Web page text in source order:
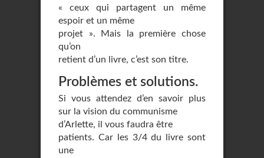
« ceux qui partagent un même
espoir et un même
projet ». Mais la première chose
qu’on
retient d’un livre, c’est son titre.
Problèmes et solutions.
Si vous attendez d’en savoir plus
sur la vision du communisme
d’Arlette, il vous faudra être
patients. Car les 3/4 du livre sont
une